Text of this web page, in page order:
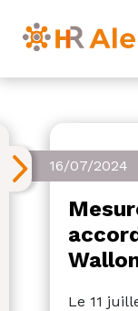
16/07/2024
Le 11